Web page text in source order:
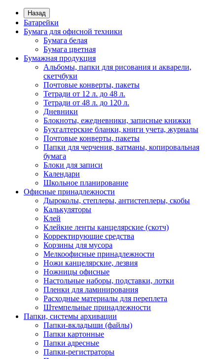
Назад
Батарейки
Бумага для офисной техники
Бумага белая
Бумага цветная
Бумажная продукция
Альбомы, папки для рисования и акварели,
скетчбуки
Почтовые конверты, пакеты
Тетради от 12 л. до 48 л.
Тетради от 48 л. до 120 л.
Дневники
Блокноты, ежедневники, записные книжки
Бухгалтерские бланки, книги учета, журналы
Почтовые конверты, пакеты
Папки для черчения, ватманы, копировальная
бумага
Блоки для записи
Календари
Школьное планирование
Офисные принадлежности
Дыроколы, степлеры, антистеплеры, скобы
Калькуляторы
Клей
Клейкие ленты канцелярские (скотч)
Корректирующие средства
Корзины для мусора
Мелкоофисные принадлежности
Ножи канцелярские, лезвия
Ножницы офисные
Настольные наборы, подставки, лотки
Пленки для ламинирования
Расходные материалы для переплета
Штемпельные принадлежности
Папки, системы архивации
Папки-вкладыши (файлы)
Папки картонные
Папки адресные
Папки-регистраторы